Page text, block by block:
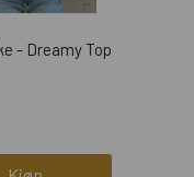
- Dreamy Top